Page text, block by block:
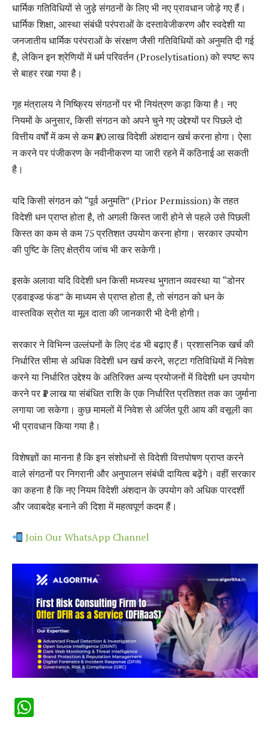
धार्मिक गतिविधियों से जुड़े संगठनों के लिए भी नए प्रावधान जोड़े गए हैं।
धार्मिक शिक्षा, आस्था संबंधी परंपराओं के दस्तावेजीकरण और स्वदेशी या
जनजातीय धार्मिक परंपराओं के संरक्षण जैसी गतिविधियों को अनुमति दी गई
है, लेकिन इन श्रेणियों में धर्म परिवर्तन (Proselytisation) को स्पष्ट रूप
से बाहर रखा गया है।
गृह मंत्रालय ने निष्क्रिय संगठनों पर भी नियंत्रण कड़ा किया है। नए
नियमों के अनुसार, किसी संगठन को अपने चुने गए उद्देश्यों पर पिछले दो
वित्तीय वर्षों में कम से कम ₹10 लाख विदेशी अंशदान खर्च करना होगा। ऐसा
न करने पर पंजीकरण के नवीनीकरण या जारी रहने में कठिनाई आ सकती
है।
यदि किसी संगठन को “पूर्व अनुमति” (Prior Permission) के तहत
विदेशी धन प्राप्त होता है, तो अगली किस्त जारी होने से पहले उसे पिछली
किस्त का कम से कम 75 प्रतिशत उपयोग करना होगा। सरकार उपयोग
की पुष्टि के लिए क्षेत्रीय जांच भी कर सकेगी।
इसके अलावा यदि विदेशी धन किसी मध्यस्थ भुगतान व्यवस्था या “डोनर
एडवाइज्ड फंड” के माध्यम से प्राप्त होता है, तो संगठन को धन के
वास्तविक स्रोत या मूल दाता की जानकारी भी देनी होगी।
सरकार ने विभिन्न उल्लंघनों के लिए दंड भी बढ़ाए हैं। प्रशासनिक खर्च की
निर्धारित सीमा से अधिक विदेशी धन खर्च करने, सट्टा गतिविधियों में निवेश
करने या निर्धारित उद्देश्य के अतिरिक्त अन्य प्रयोजनों में विदेशी धन उपयोग
करने पर ₹1 लाख या संबंधित राशि के एक निर्धारित प्रतिशत तक का जुर्माना
लगाया जा सकेगा। कुछ मामलों में निवेश से अर्जित पूरी आय की वसूली का
भी प्रावधान किया गया है।
विशेषज्ञों का मानना है कि इन संशोधनों से विदेशी वित्तपोषण प्राप्त करने
वाले संगठनों पर निगरानी और अनुपालन संबंधी दायित्व बढ़ेंगे। वहीं सरकार
का कहना है कि नए नियम विदेशी अंशदान के उपयोग को अधिक पारदर्शी
और जवाबदेह बनाने की दिशा में महत्वपूर्ण कदम हैं।
Join Our WhatsApp Channel